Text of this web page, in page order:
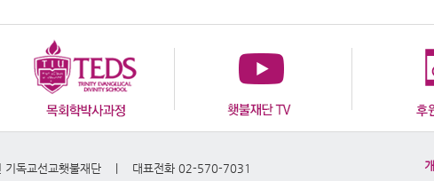
기독교선교횃불재단 | 대표전화 02-570-7031